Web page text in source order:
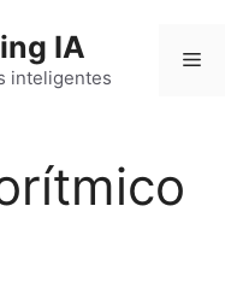
IA
inteligentes